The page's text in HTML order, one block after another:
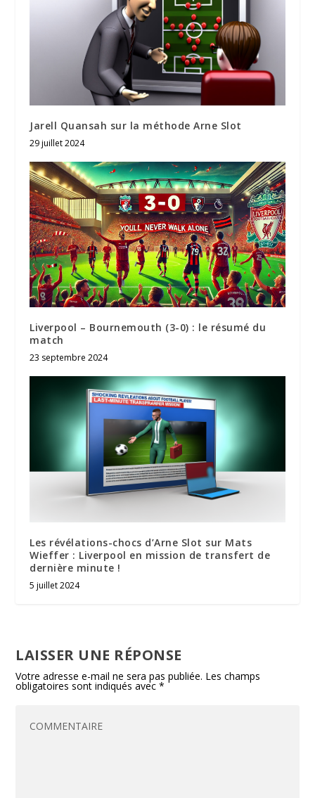
Jarell Quansah sur la méthode Arne Slot
29 juillet 2024
Liverpool – Bournemouth (3-0) : le résumé du
match
23 septembre 2024
Les révélations-chocs d’Arne Slot sur Mats
Wieffer : Liverpool en mission de transfert de
dernière minute !
5 juillet 2024
LAISSER UNE RÉPONSE
Votre adresse e-mail ne sera pas publiée. Les champs
obligatoires sont indiqués avec*